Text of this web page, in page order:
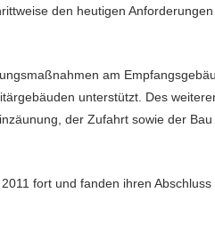
den heutigen Anforderungen
am
unterstützt. Des
der Zufahrt sowie der Bau
fort und fanden ihren Abschluss